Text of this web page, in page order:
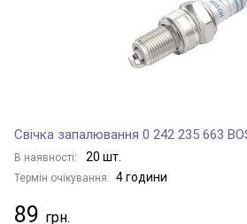
Свічка запалювання 0 242 235 663
В наявності: 20 шт.
Термін очікування: 4 години
89